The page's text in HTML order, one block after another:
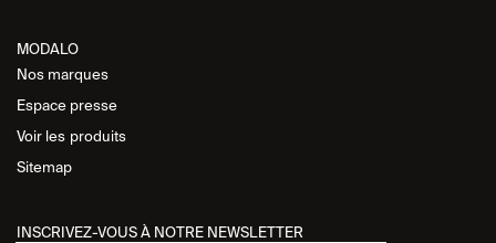
MODALO
Nos marques
Espace presse
Voir les produits
Sitemap
INSCRIVEZ-VOUS À NOTRE NEWSLETTER